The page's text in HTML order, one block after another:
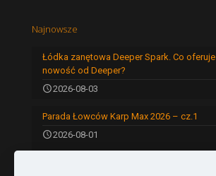
Najnowsze
Łódka zanętowa Deeper Spark. Co oferuje
nowość od Deeper?
2026-08-03
Parada Łowców Karp Max 2026 – cz.1
2026-08-01